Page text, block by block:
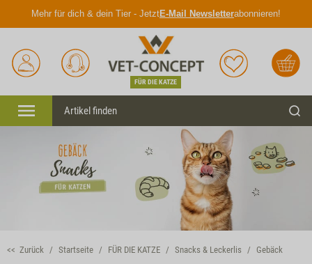
Mehr für dich & dein Tier - JetztE-Mail Newsletterabonnieren!
Anmelden
Unser
Service
FÜR DIE KATZE
Merkliste Warenkorb
Menü
<< Zurück Startseite FÜR DIE KATZE Snacks & Leckerlis Gebäck